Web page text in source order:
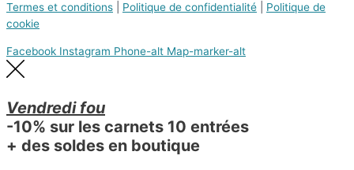
Termes et conditions Politique de confidentialité
Politique de
cookie
Facebook Instagram Phone-alt Map-marker-alt
Vendredi fou
-10% sur les carnets 10 entrées
+ des soldes en boutique